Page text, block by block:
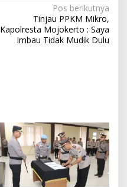
Pos berikutnya
Tinjau PPKM Mikro,
Kapolresta Mojokerto : Saya
Imbau Tidak Mudik Dulu